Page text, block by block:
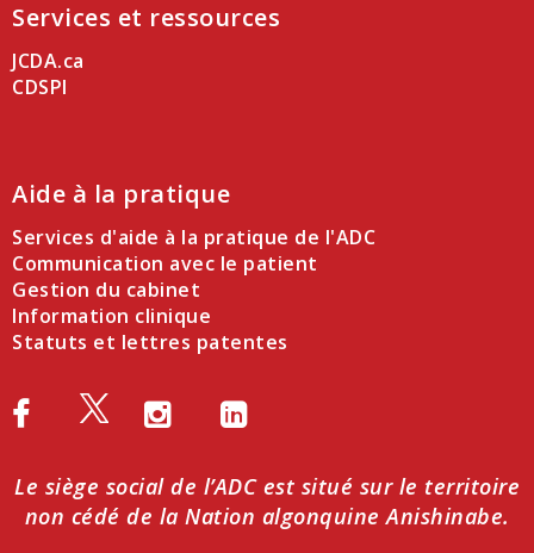
Services et ressources
JCDA.ca
CDSPI
Aide à la pratique
Services d'aide à la pratique de l'ADC
Communication avec le patient
Gestion du cabinet
Information clinique
Statuts et lettres patentes
Le siège social de l’ADC est situé sur le territoire
non cédé de la Nation algonquine Anishinabe.